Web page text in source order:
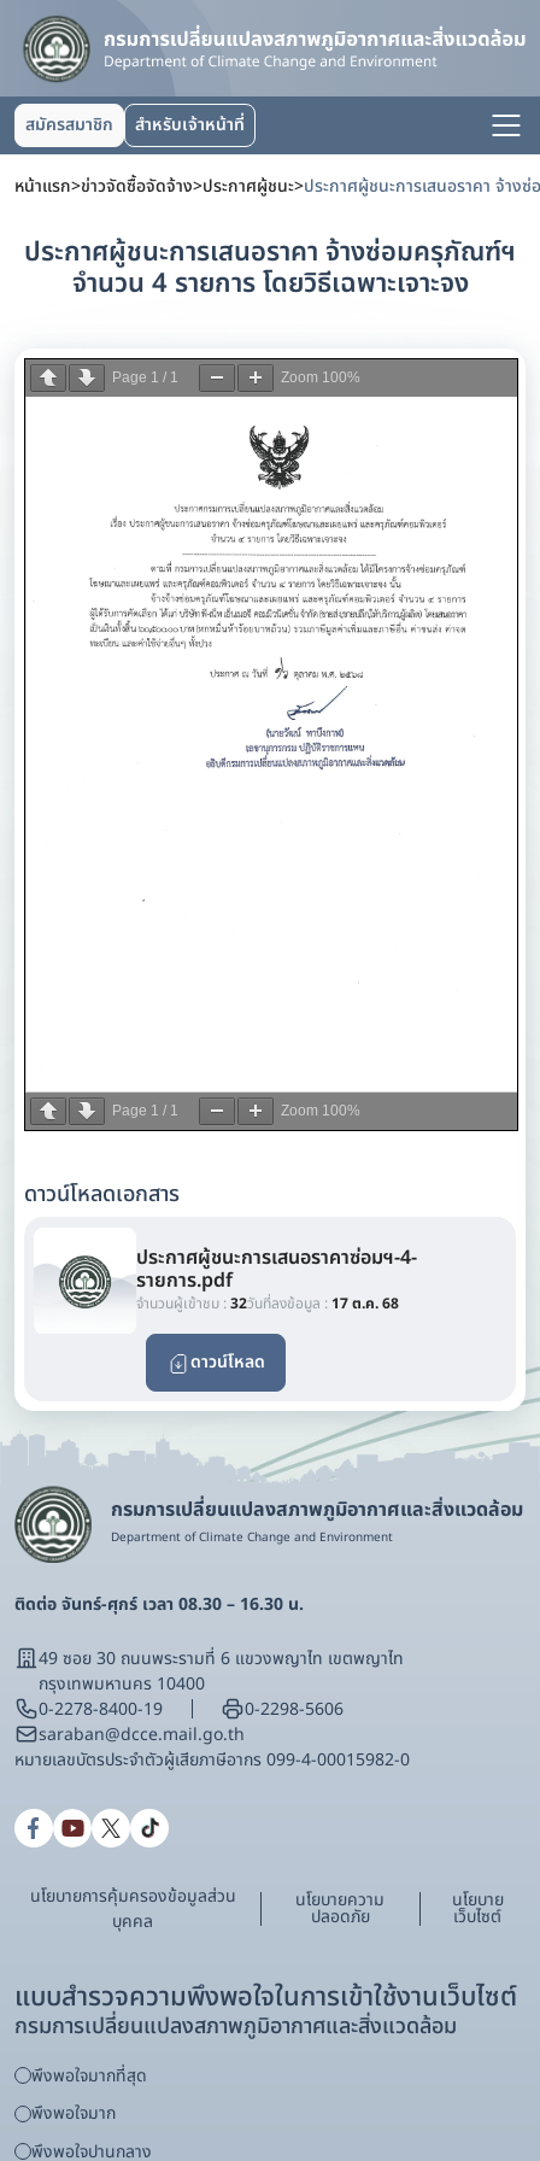
สมัครสมาชิก สำหรับเจ้าหน้าที่
หน้าแรก>ข่าวจัดซื้อจัดจ้าง>ประกาศผู้ชนะ>
ประกาศผู้ชนะการเสนอราคา จ้างซ่อมครุภัณฑ์ฯ
จำนวน 4 รายการ โดยวิธีเฉพาะเจาะจง
Page 1 / 1 Zoom 100%
Page 1 / 1 Zoom 100%
ดาวน์โหลดเอกสาร
ประกาศผู้ชนะการเสนอราคาซ่อมฯ-4-
รายการ.pdf
จำนวนผู้เข้าชม :32วันที่ลงข้อมูล : 17 ต.ค. 68
ดาวน์โหลด
กรมการเปลี่ยนแปลงสภาพภูมิอากาศและสิ่งแวดล้อม
Department of Climate Change and Environment
ติดต่อ จันทร์-ศุกร์ เวลา 08.30 – 16.30 น.
49 ซอย 30 ถนนพระรามที่ 6 แขวงพญาไท เขตพญาไท
กรุงเทพมหานคร 10400
0-2278-8400-19
0-2298-5606
saraban@dcce.mail.go.th
หมายเลขบัตรประจําตัวผู้เสียภาษีอากร 099-4-00015982-0
นโยบายการคุ้มครองข้อมูลส่วน
บุคคล
นโยบายความ
ปลอดภัย
นโยบาย
เว็บไซต์
แบบสำรวจความพึงพอใจในการเข้าใช้งานเว็บไซต์
กรมการเปลี่ยนแปลงสภาพภูมิอากาศและสิ่งแวดล้อม
พึงพอใจมากที่สุด
พึงพอใจมาก
พึงพอใจปานกลาง